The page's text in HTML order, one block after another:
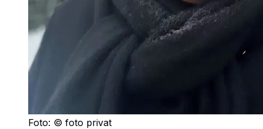
Foto: © foto privat